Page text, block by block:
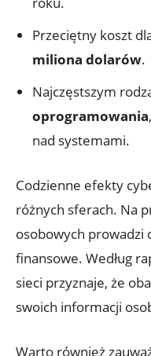
Przeciętny koszt
miliona dolarów.
Najczęstszym
oprogramowania
nad ‌systemami.
Codzienne efekty
różnych sferach.⁢ Na
osobowych prowadzi
finansowe.​ Według‍
sieci przyznaje, że
swoich informacji
Warto również